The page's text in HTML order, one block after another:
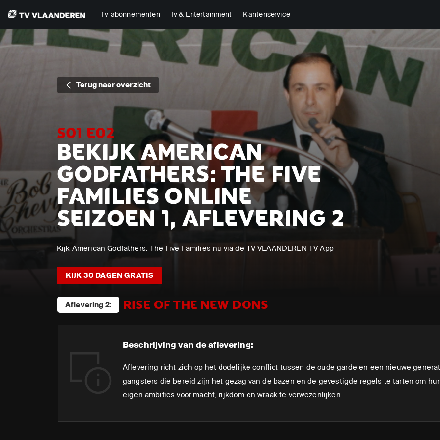
Tv-abonnementen Tv & Entertainment Klantenservice
Terug naar overzicht
S01 E02
BEKIJK AMERICAN
GODFATHERS: THE FIVE
FAMILIES ONLINE
SEIZOEN 1, AFLEVERING 2
Kijk American Godfathers: The Five Families nu via de TV VLAANDEREN TV App
KIJK 30 DAGEN GRATIS
Aflevering 2: RISE OF THE NEW DONS
Beschrijving van de aflevering:
Aflevering richt zich op het dodelijke conflict tussen de oude garde en een nieuwe
gangsters die bereid zijn het gezag van de bazen en de gevestigde regels te tarten om
eigen ambities voor macht, rijkdom en wraak te verwezenlijken.